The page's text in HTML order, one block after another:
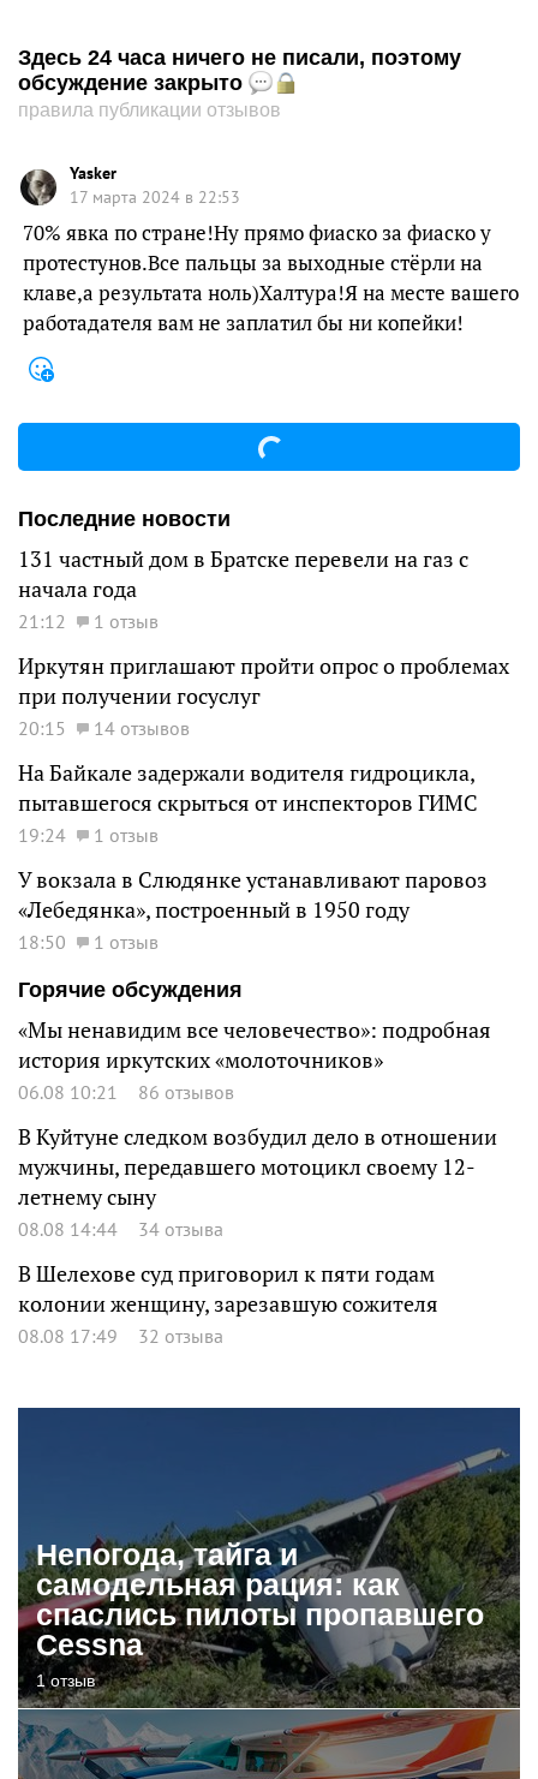
Здесь 24 часа ничего не писали, поэтому
обсуждение закрыто
правила публикации отзывов
Yasker
17 марта 2024 в 22:53
70% явка по стране!Ну прямо фиаско за фиаско у
протестунов.Все пальцы за выходные стёрли на
клаве,а результата ноль)Халтура!Я на месте вашего
работадателя вам не заплатил бы ни копейки!
Последние новости
131 частный дом в Братске перевели на газ с
начала года
21:12 1 отзыв
Иркутян приглашают пройти опрос о проблемах
при получении госуслуг
20:15 14 отзывов
На Байкале задержали водителя гидроцикла,
пытавшегося скрыться от инспекторов ГИМС
19:24 1 отзыв
У вокзала в Слюдянке устанавливают паровоз
«Лебедянка», построенный в 1950 году
18:50
1 отзыв
Горячие обсуждения
«Мы ненавидим все человечество»: подробная
история иркутских «молоточников»
06.08 10:21 86 отзывов
В Куйтуне следком возбудил дело в отношении
мужчины, передавшего мотоцикл своему 12-
летнему сыну
08.08 14:44 34 отзыва
В Шелехове суд приговорил к пяти годам
колонии женщину, зарезавшую сожителя
08.08 17:49 32 отзыва
Непогода, тайга и
самодельная рация: как
спаслись пилоты пропавшего
Cessna
1 отзыв